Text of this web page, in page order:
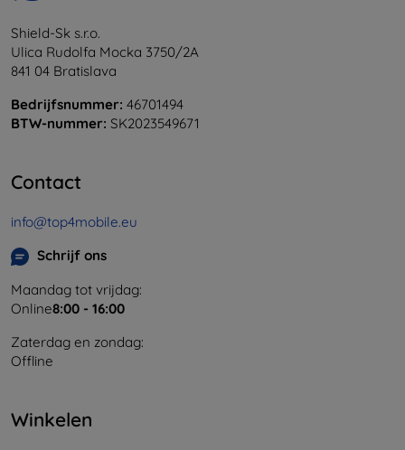
Shield-Sk s.r.o.
Ulica Rudolfa Mocka 3750/2A
841 04 Bratislava
Bedrijfsnummer: 46701494
BTW-nummer: SK2023549671
Contact
info@top4mobile.eu
Schrijf ons
Maandag tot vrijdag:
Online8:00 - 16:00
Zaterdag en zondag:
Offline
Winkelen